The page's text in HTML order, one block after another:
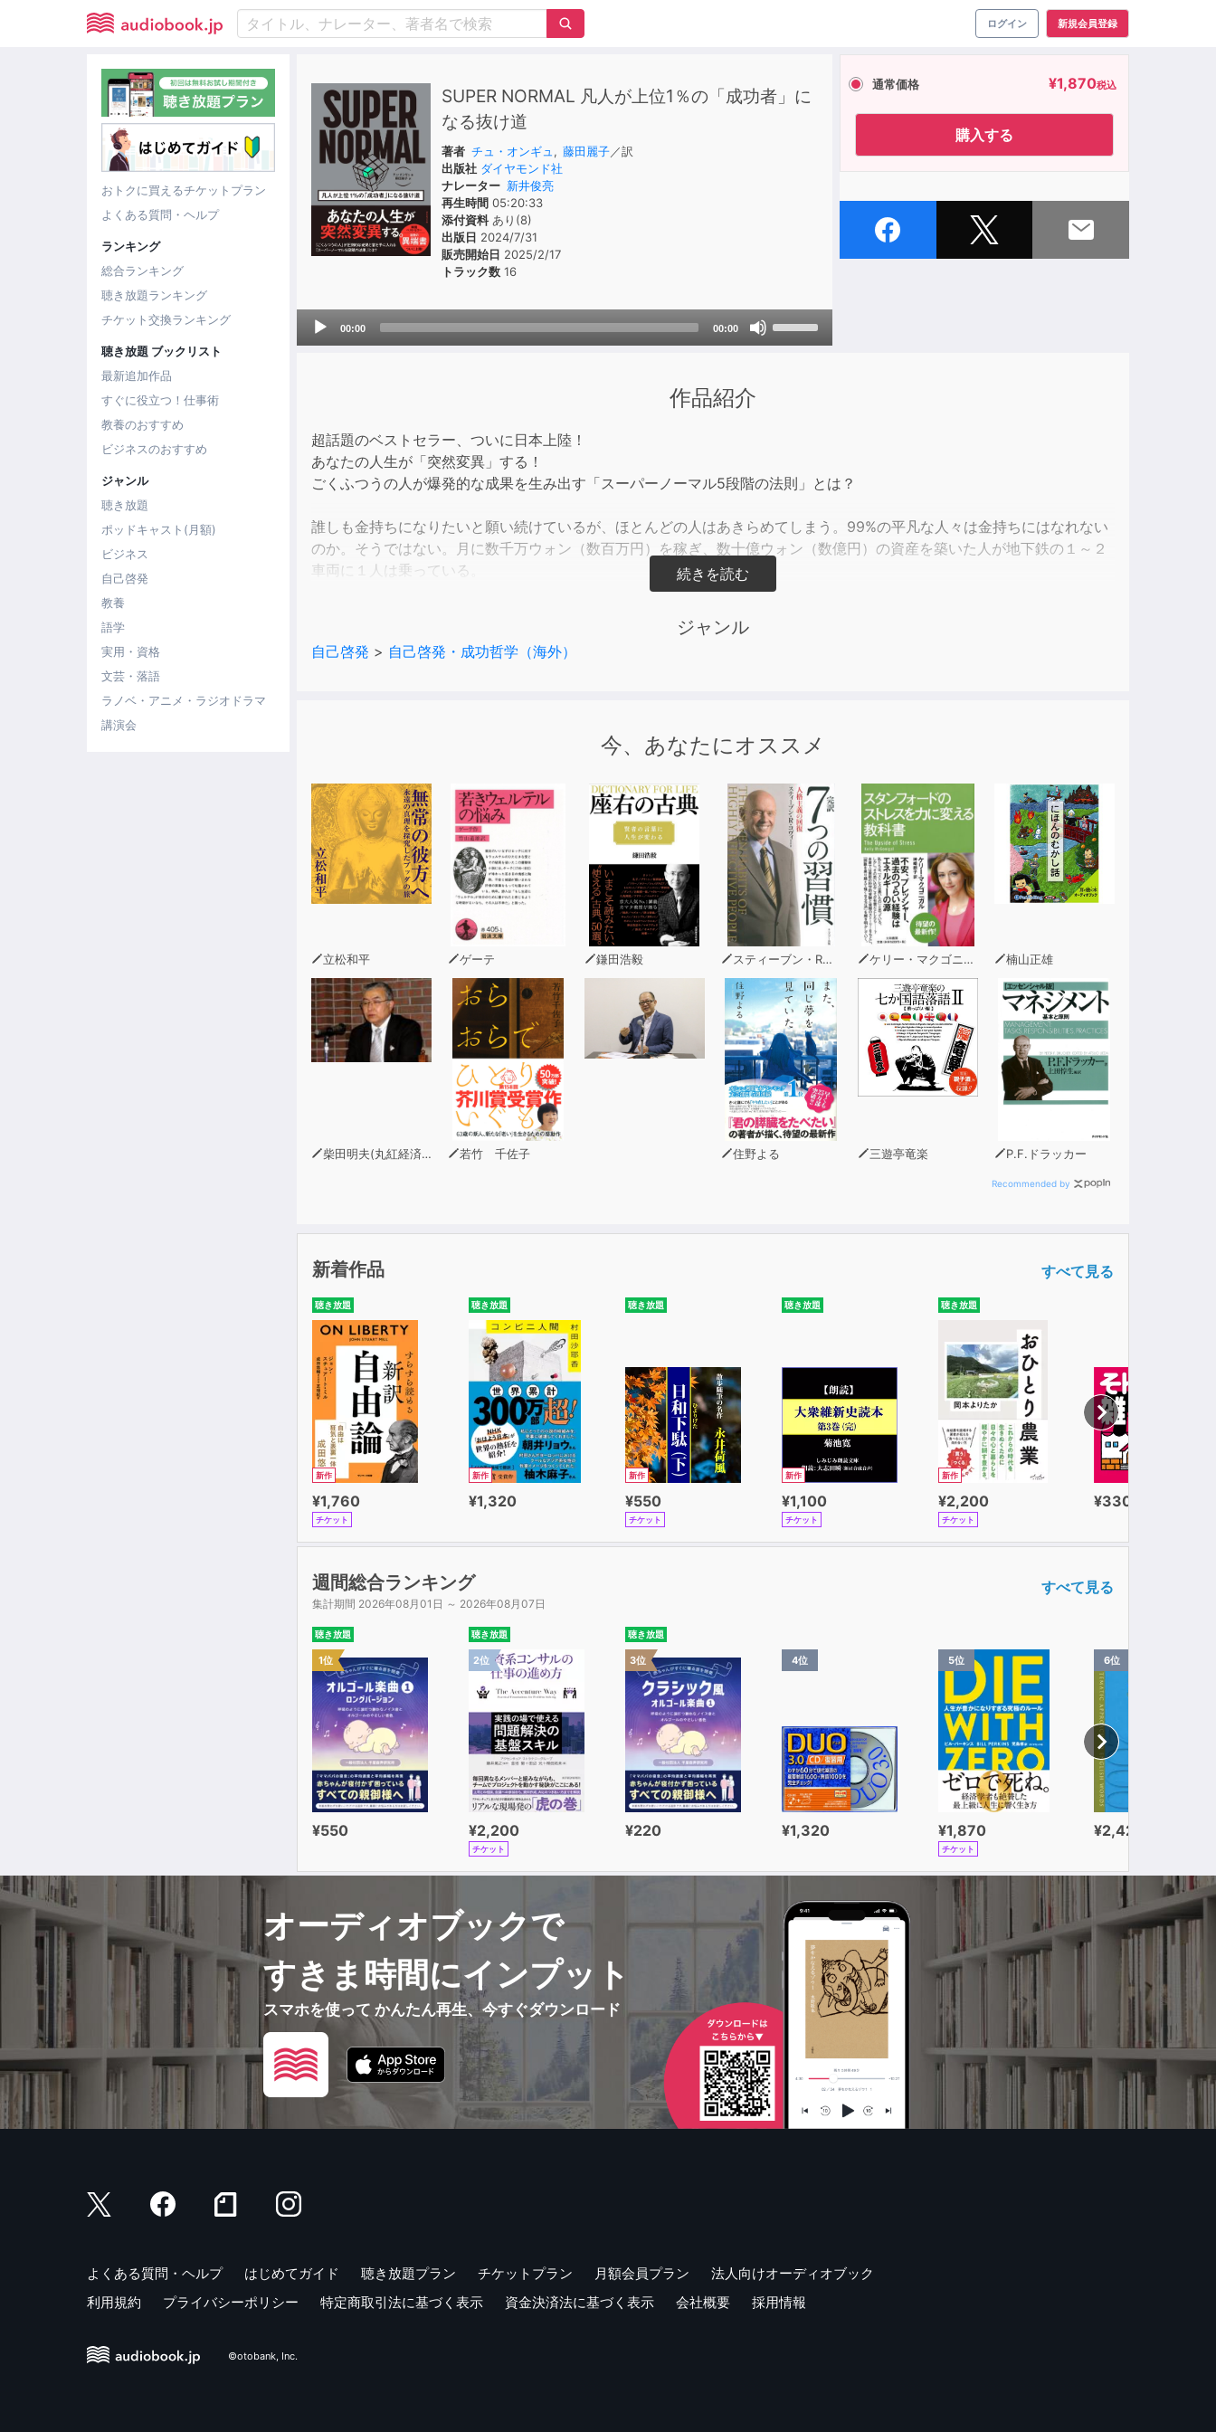
ログイン 新規会員登録
おトクに買えるチケットプラン
よくある質問・ヘルプ
ランキング
総合ランキング
聴き放題ランキング
チケット交換ランキング
聴き放題 ブックリスト
最新追加作品
すぐに役立つ！仕事術
教養のおすすめ
ビジネスのおすすめ
ジャンル
聴き放題
ポッドキャスト(月額)
ビジネス
自己啓発
教養
語学
実用・資格
文芸・落語
ラノベ・アニメ・ラジオドラマ
講演会
SUPER NORMAL 凡人が上位1％の「成功者」に
なる抜け道
著者 チュ・オンギュ , 藤田麗子／訳
出版社 ダイヤモンド社
ナレーター 新井俊亮
再生時間 05:20:33
添付資料あり(8)
出版日 2024/7/31
販売開始日 2025/2/17
トラック数 16
Audio
00:00 00:00
volume.
通常価格 ¥1,870税込
購入する
作品紹介
超話題のベストセラー、ついに日本上陸！
あなたの人生が「突然変異」する！
ごくふつうの人が爆発的な成果を生み出す「スーパーノーマル5段階の法則」とは？
誰しも金持ちになりたいと願い続けているが、ほとんどの人はあきらめてしまう。99%の平凡な人々は金持ちにはなれない
のか。そうではない。月に数千万ウォン（数百万円）を稼ぎ、数十億ウォン（数億円）の資産を築いた人が地下鉄の１～２
車両に１人は乗っている。
彼はごくふつうの会社員をしながら レンタルスタジオ事業を成功させ、退職後もオンラインストア事業、YouTubeチャンネ
いたって平凡な人間がいったいどのように成功を遂げたのだろうか？
彼はこれまでの彼自身の経験と成功者たちとの対話、観察、研究を生かして成功へと向かうプロセス、「スーパーノーマル
5段階の法則」を導き出した。
そして、本書にそのすべての富の秘密を盛り込んだ。彼は自信を持って語る。
「スーパーノーマルの法則は誰でもマネできるほどシンプルだ。これを実践すれば、あなたも“スーパーノーマル”になれ
＜目次＞
第１章 ふつうの人が「自分の道」に目覚める瞬間
【ステージ１】発端：20万ウォンの人生で終わりたくなかった
【ステージ２】展開：お金持ちの道を選択する
【ステージ３】危機：最初の挑戦。4000万ウォンの借金に縛られる
【ステージ４】絶頂：スーパーノーマルへの入口。不運に打ち勝つ方法を経験する
【ファイナルステージ】ここからが始まりだ：お金持ちになるスタートラインに立ったあなたへ
第２章 爆発的な成果を生み出す「スーパーノーマル５段階の法則」
【ステップ1】「突然変異」を発見する
・「運」と「実力」を勘違いした悲劇
・この世のすべてのものは「運」の影響を避けられない
・「運の領域」には運の戦略を、「実力の領域」には実力の戦略を使え
・ゼロから始めても、成功を繰り返せる人生にしよう
【ステップ3】まずは「実力の領域」を征服する
・すぐにあきらめてしまう人がいる。ひょっとして、あなたもそうだろうか？
・「成功地図」の解像度を高める、具体的で確実な方法
・時間を貯蓄して、爆発的に成長せよ
【ステップ4】「運の領域」では挑戦の回数をとことん増やす
・圧倒的な成果の陰には「無数の失敗」がある
・思い悩む時間を減らして、今すぐ飛び出そう
・「事業」を始めるときは、絶対に「全賭け」するな
・ライバルの10倍行動しよう
【ステップ5】成功を無限リピートする
・睡眠時間を減らすのではなく、スタッフを雇おう
・成功をリピートするマニュアルをつくろう
第３章 こうして自分の限界を超えていく
【ヒント１】組織のレベルを高めよう
【ヒント２】「ネットワーク」を構築しよう
【ヒント３】「異質な要素」を融合しよう
エピローグ どんな選択をしても、あなたは正しい
ジャンル
自己啓発 > 自己啓発・成功哲学（海外）
今、あなたにオススメ
立松和平 ゲーテ 鎌田浩毅 スティーブン・R・コヴィー ケリー・マクゴニガル 楠山正雄
柴田明夫(丸紅経済研究所代表) 若竹 千佐子 住野よる 三遊亭竜楽 P.F.ドラッカー
Recommended by
新着作品 すべて見る
聴き放題
新作
¥1,760
チケット
聴き放題
新作
¥1,320
聴き放題
新作
¥550
チケット
聴き放題
新作
¥1,100
チケット
聴き放題
新作
¥2,200
チケット
¥330
週間総合ランキング
集計期間 2026年08月01日 ～ 2026年08月07日
すべて見る
聴き放題
1位
¥550
聴き放題
2位
¥2,200
チケット
聴き放題
3位
¥220
4位
¥1,320
5位
¥1,870
チケット
6位
¥2,420
オーディオブックで
すきま時間にインプット
スマホを使って かんたん再生、今すぐダウンロード
よくある質問・ヘルプ はじめてガイド 聴き放題プラン チケットプラン 月額会員プラン
法人向けオーディオブック
利用規約
プライバシーポリシー 特定商取引法に基づく表示 資金決済法に基づく表示 会社概要 採用情報
©otobank, Inc.